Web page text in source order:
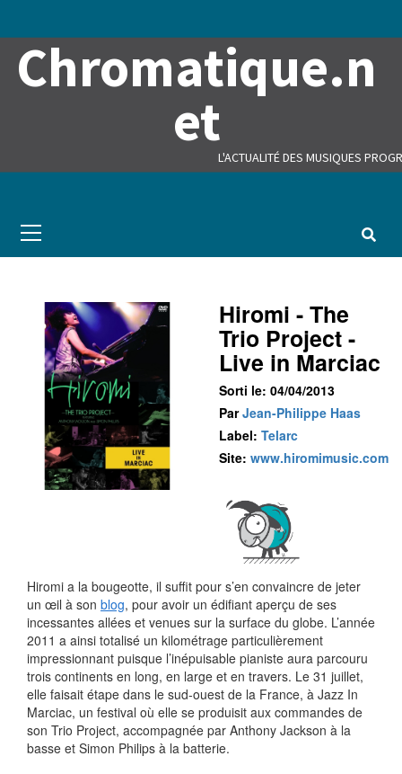
Chromatique.n
et
L'ACTUALITÉ DES MUSIQUES
Menu
Hiromi - The
Trio Project -
Live in Marciac
Sorti le: 04/04/2013
ParJean-Philippe Haas
Label: Telarc
Site: www.hiromimusic.com
Hiromi a la bougeotte, il suffit pour s’en convaincre de jeter
un œil à son blog, pour avoir un édifiant aperçu de ses
incessantes allées et venues sur la surface du globe. L’année
2011 a ainsi totalisé un kilométrage particulièrement
impressionnant puisque l’inépuisable pianiste aura parcouru
trois continents en long, en large et en travers. Le 31 juillet,
elle faisait étape dans le sud-ouest de la France, à Jazz In
Marciac, un festival où elle se produisit aux commandes de
son Trio Project, accompagnée par Anthony Jackson à la
basse et Simon Philips à la batterie.